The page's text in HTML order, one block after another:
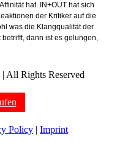
hat. IN+OUT hat sich
der Kritiker auf die
was die Klangqualität der
dann ist es gelungen,
| All Rights Reserved
Policy | Imprint